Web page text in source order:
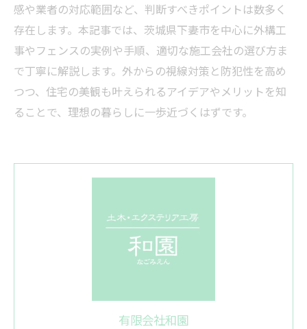
感や業者の対応範囲など、判断すべきポイントは数多く
存在します。本記事では、茨城県下妻市を中心に外構工
事やフェンスの実例や手順、適切な施工会社の選び方ま
で丁寧に解説します。外からの視線対策と防犯性を高め
つつ、住宅の美観も叶えられるアイデアやメリットを知
ることで、理想の暮らしに一歩近づくはずです。
有限会社和園